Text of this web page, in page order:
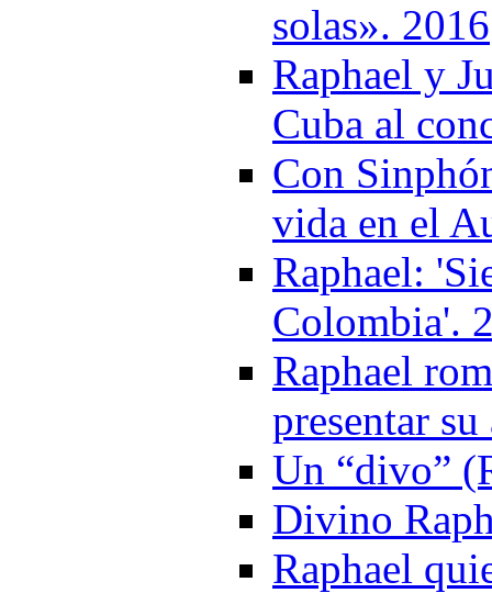
solas». 2016
Raphael y
Cuba al
Con
vida en el
Raphael:
Colombia'.
Raphael
presentar
Un “divo”
Divino
Raphael